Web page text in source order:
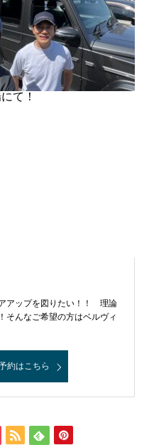
て！
アップを図りたい！！ 理論
んなご希望の方はベルヴィ
約はこちら